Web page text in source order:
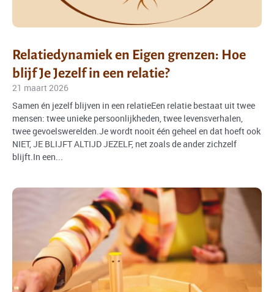
Relatiedynamiek en Eigen grenzen: Hoe
blijf Je Jezelf in een relatie?
21 maart 2026
Samen én jezelf blijven in een relatieEen relatie bestaat uit twee
mensen: twee unieke persoonlijkheden, twee levensverhalen,
twee gevoelswerelden.Je wordt nooit één geheel en dat hoeft ook
NIET, JE BLIJFT ALTIJD JEZELF, net zoals de ander zichzelf
blijft.In een...